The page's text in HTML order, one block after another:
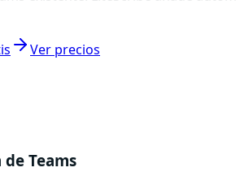
Ver precios
Teams